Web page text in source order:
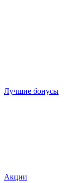
Лучшие бонусы
Акции